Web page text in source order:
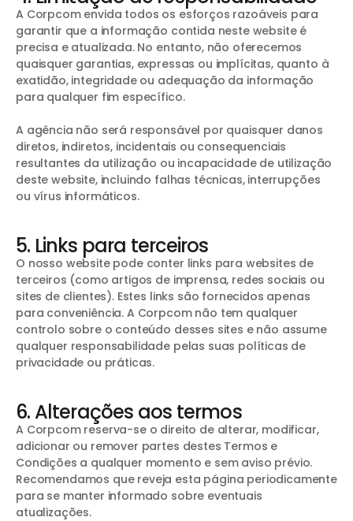
A Corpcom envida todos os esforços razoáveis para
garantir que a informação contida neste website é
precisa e atualizada. No entanto, não oferecemos
quaisquer garantias, expressas ou implícitas, quanto à
exatidão, integridade ou adequação da informação
para qualquer fim específico.
A agência não será responsável por quaisquer danos
diretos, indiretos, incidentais ou consequenciais
resultantes da utilização ou incapacidade de utilização
deste website, incluindo falhas técnicas, interrupções
ou vírus informáticos.
5. Links para terceiros
O nosso website pode conter links para websites de
terceiros (como artigos de imprensa, redes sociais ou
sites de clientes). Estes links são fornecidos apenas
para conveniência. A Corpcom não tem qualquer
controlo sobre o conteúdo desses sites e não assume
qualquer responsabilidade pelas suas políticas de
privacidade ou práticas.
6. Alterações aos termos
A Corpcom reserva-se o direito de alterar, modificar,
adicionar ou remover partes destes Termos e
Condições a qualquer momento e sem aviso prévio.
Recomendamos que reveja esta página periodicamente
para se manter informado sobre eventuais
atualizações.